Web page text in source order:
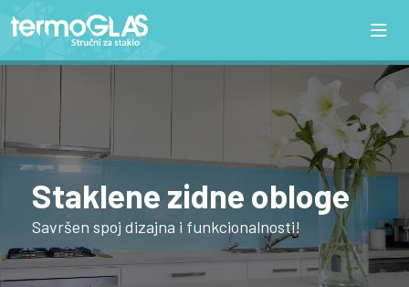
Staklene zidne obloge
Savršen spoj dizajna i funkcionalnosti!